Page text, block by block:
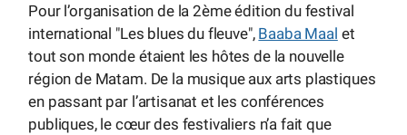
Pour l’organisation de la 2ème édition du festival
international "Les blues du fleuve", Baaba Maal et
tout son monde étaient les hôtes de la nouvelle
région de Matam. De la musique aux arts plastiques
en passant par l’artisanat et les conférences
publiques, le cœur des festivaliers n’a fait que